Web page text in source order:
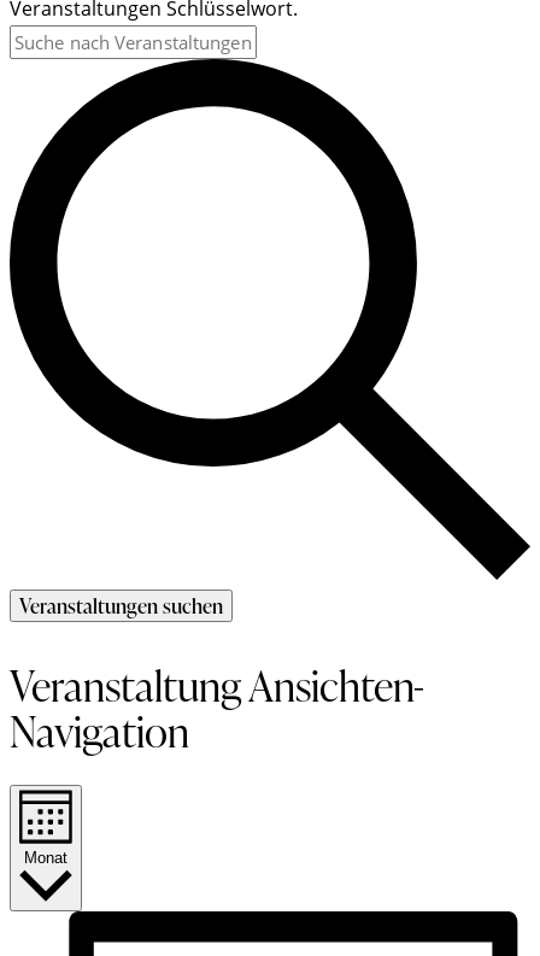
Veranstaltungen Schlüsselwort.
Veranstaltungen suchen
Veranstaltung Ansichten-
Navigation
Monat